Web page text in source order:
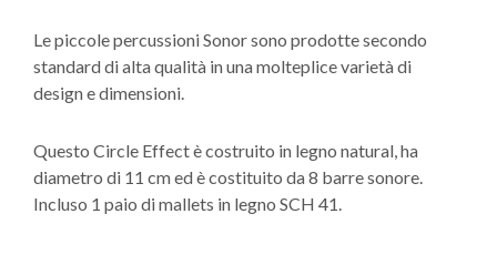
Le piccole percussioni Sonor sono prodotte secondo
standard di alta qualità in una molteplice varietà di
design e dimensioni.
Questo Circle Effect è costruito in legno natural, ha
diametro di 11 cm ed è costituito da 8 barre sonore.
Incluso 1 paio di mallets in legno SCH 41.